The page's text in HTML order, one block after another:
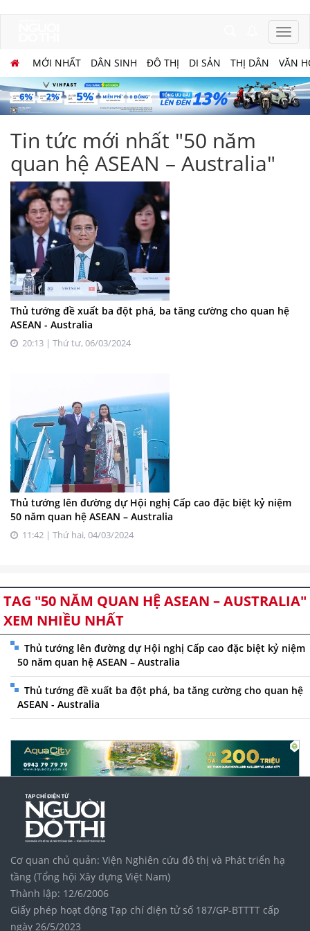
MỚI NHẤT DÂN SINH ĐÔ THỊ DI SẢN THỊ DÂN VĂN
Tin tức mới nhất "50 năm
quan hệ ASEAN – Australia"
Thủ tướng đề xuất ba đột phá, ba tăng cường cho quan hệ
ASEAN - Australia
20:13 | Thứ tư, 06/03/2024
Thủ tướng lên đường dự Hội nghị Cấp cao đặc biệt kỷ niệm
50 năm quan hệ ASEAN – Australia
11:42 | Thứ hai, 04/03/2024
TAG "50 NĂM QUAN HỆ ASEAN – AUSTRALIA"
XEM NHIỀU NHẤT
Thủ tướng lên đường dự Hội nghị Cấp cao đặc biệt kỷ niệm
50 năm quan hệ ASEAN – Australia
Thủ tướng đề xuất ba đột phá, ba tăng cường cho quan hệ
ASEAN - Australia
Cơ quan chủ quản: Viện Nghiên cứu đô thị và Phát triển hạ
tầng (Tổng hội Xây dựng Việt Nam)
Thành lập: 12/6/2006
Giấy phép hoạt động Tạp chí điện tử số 187/GP-BTTTT cấp
ngày 26/5/2023